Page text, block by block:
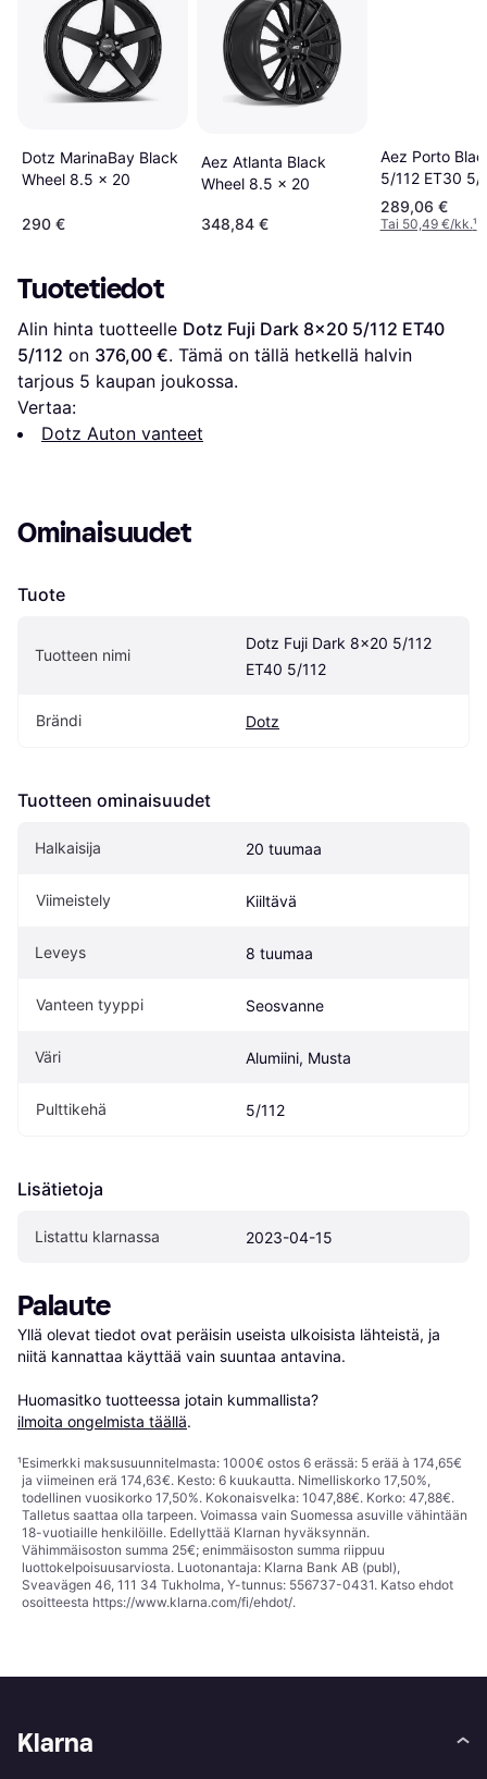
Dotz MarinaBay Black
Wheel 8.5 x 20
290 €
Aez Atlanta Black
Wheel 8.5 x 20
348,84 €
Aez Porto
5/112 ET30 5/
289,06 €
Tai 50,49 €/kk.¹
Tuotetiedot
Alin hinta tuotteelle Dotz Fuji Dark 8x20 5/112 ET40
5/112 on 376,00 €. Tämä on tällä hetkellä halvin
tarjous 5 kaupan joukossa.
Vertaa:
Dotz Auton vanteet
Ominaisuudet
Tuote
Tuotteen nimi
Dotz Fuji Dark 8x20 5/112
ET40 5/112
Brändi Dotz
Tuotteen ominaisuudet
Halkaisija 20 tuumaa
Viimeistely Kiiltävä
Leveys 8 tuumaa
Vanteen tyyppi Seosvanne
Väri Alumiini, Musta
Pulttikehä 5/112
Lisätietoja
Listattu klarnassa 2023-04-15
Palaute
Yllä olevat tiedot ovat peräisin useista ulkoisista lähteistä, ja
niitä kannattaa käyttää vain suuntaa antavina.
Huomasitko tuotteessa jotain kummallista?
ilmoita ongelmista täällä.
¹Esimerkki maksusuunnitelmasta: 1000€ ostos 6 erässä: 5 erää à 174,65€
ja viimeinen erä 174,63€. Kesto: 6 kuukautta. Nimelliskorko 17,50%,
todellinen vuosikorko 17,50%. Kokonaisvelka: 1047,88€. Korko: 47,88€.
Talletus saattaa olla tarpeen. Voimassa vain Suomessa asuville vähintään
18-vuotiaille henkilöille. Edellyttää Klarnan hyväksynnän.
Vähimmäisoston summa 25€; enimmäisoston summa riippuu
luottokelpoisuusarviosta. Luotonantaja: Klarna Bank AB (publ),
Sveavägen 46, 111 34 Tukholma, Y-tunnus: 556737-0431. Katso ehdot
osoitteesta https://www.klarna.com/fi/ehdot/.
Klarna